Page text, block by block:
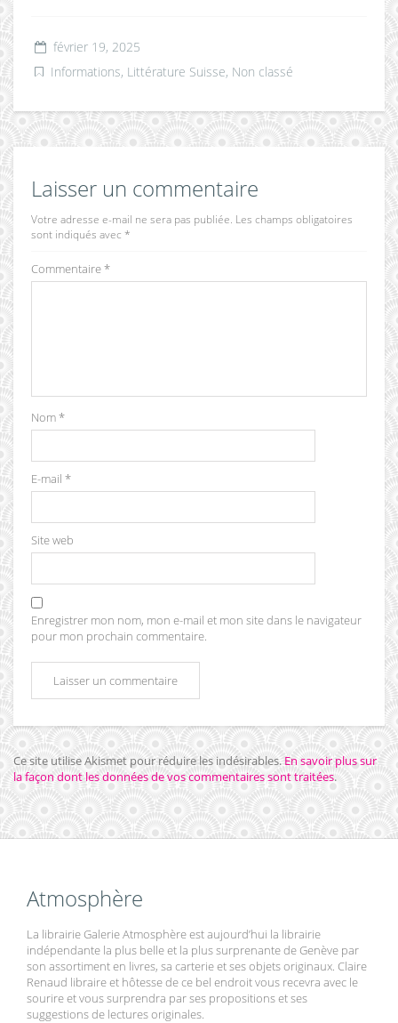
février 19, 2025
Informations, Littérature Suisse, Non classé
Laisser un commentaire
Votre adresse e-mail ne sera pas publiée. Les champs obligatoires
sont indiqués avec *
Commentaire*
Nom*
E-mail *
Site web
Enregistrer mon nom, mon e-mail et mon site dans le navigateur
pour mon prochain commentaire.
Ce site utilise Akismet pour réduire les indésirables.En savoir plus sur
la façon dont les données de vos commentaires sont traitées.
Atmosphère
La librairie Galerie Atmosphère est aujourd’hui la librairie
indépendante la plus belle et la plus surprenante de Genève par
son assortiment en livres, sa carterie et ses objets originaux. Claire
Renaud libraire et hôtesse de ce bel endroit vous recevra avec le
sourire et vous surprendra par ses propositions et ses
suggestions de lectures originales.